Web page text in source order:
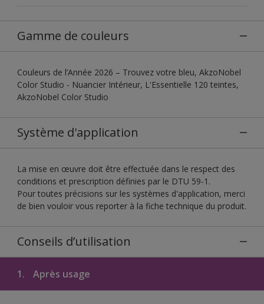
Gamme de couleurs
Couleurs de l’Année 2026 – Trouvez votre bleu, AkzoNobel
Color Studio - Nuancier Intérieur, L'Essentielle 120 teintes,
AkzoNobel Color Studio
Système d'application
La mise en œuvre doit être effectuée dans le respect des
conditions et prescription définies par le DTU 59-1.
Pour toutes précisions sur les systèmes d'application, merci
de bien vouloir vous reporter à la fiche technique du produit.
Conseils d’utilisation
1. Après usage